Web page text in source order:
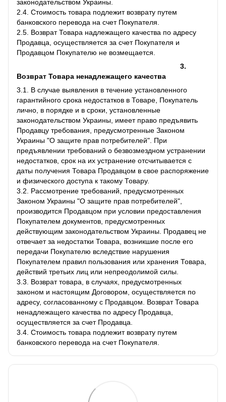
законодательством Украины.
2.4. Стоимость товара подлежит возврату путем
банковского перевода на счет Покупателя.
2.5. Возврат Товара надлежащего качества по адресу
Продавца, осуществляется за счет Покупателя и
Продавцом Покупателю не возмещается.
3.
Возврат Товара ненадлежащего качества
3.1. В случае выявления в течение установленного
гарантийного срока недостатков в Товаре, Покупатель
лично, в порядке и в сроки, установленные
законодательством Украины, имеет право предъявить
Продавцу требования, предусмотренные Законом
Украины "О защите прав потребителей". При
предъявлении требований о безвозмездном устранении
недостатков, срок на их устранение отсчитывается с
даты получения Товара Продавцом в свое распоряжение
и физического доступа к такому Товару.
3.2. Рассмотрение требований, предусмотренных
Законом Украины "О защите прав потребителей",
производится Продавцом при условии предоставления
Покупателем документов, предусмотренных
действующим законодательством Украины. Продавец не
отвечает за недостатки Товара, возникшие после его
передачи Покупателю вследствие нарушения
Покупателем правил пользования или хранения Товара,
действий третьих лиц или непреодолимой силы.
3.3. Возврат товара, в случаях, предусмотренных
законом и настоящим Договором, осуществляется по
адресу, согласованному с Продавцом. Возврат Товара
ненадлежащего качества по адресу Продавца,
осуществляется за счет Продавца.
3.4. Стоимость товара подлежит возврату путем
банковского перевода на счет Покупателя.